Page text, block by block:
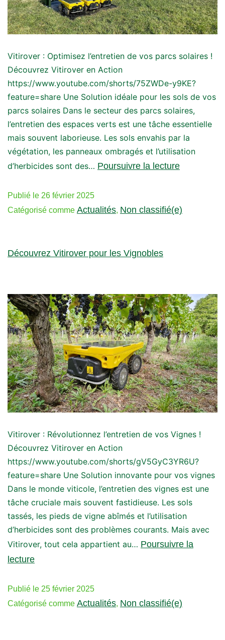
Vitirover : Optimisez l’entretien de vos parcs solaires !
Découvrez Vitirover en Action
https://www.youtube.com/shorts/75ZWDe-y9KE?
feature=share Une Solution idéale pour les sols de vos
parcs solaires Dans le secteur des parcs solaires,
l’entretien des espaces verts est une tâche essentielle
mais souvent laborieuse. Les sols envahis par la
végétation, les panneaux ombragés et l’utilisation
d’herbicides sont des… Poursuivre la lecture
Publié le 26 février 2025
Catégorisé comme Actualités, Non classifié(e)
Découvrez Vitirover pour les Vignobles
Vitirover : Révolutionnez l’entretien de vos Vignes !
Découvrez Vitirover en Action
https://www.youtube.com/shorts/gV5GyC3YR6U?
feature=share Une Solution innovante pour vos vignes
Dans le monde viticole, l’entretien des vignes est une
tâche cruciale mais souvent fastidieuse. Les sols
tassés, les pieds de vigne abîmés et l’utilisation
d’herbicides sont des problèmes courants. Mais avec
Vitirover, tout cela appartient au… Poursuivre la
lecture
Publié le 25 février 2025
Catégorisé comme Actualités, Non classifié(e)